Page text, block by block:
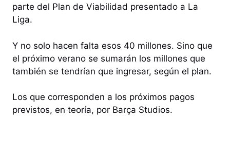
parte del Plan de Viabilidad presentado a La
Liga.
Y no solo hacen falta esos 40 millones. Sino que
el próximo verano se sumarán los millones que
también se tendrían que ingresar, según el plan.
Los que corresponden a los próximos pagos
previstos, en teoría, por Barça Studios.